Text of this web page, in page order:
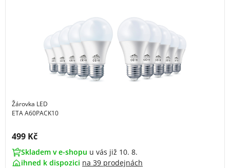
Žárovka LED
ETA A60PACK10
Cena s DPH:
499 Kč
Skladem v e-shopu u vás již 10. 8.
ihned k dispozici na 39 prodejnách